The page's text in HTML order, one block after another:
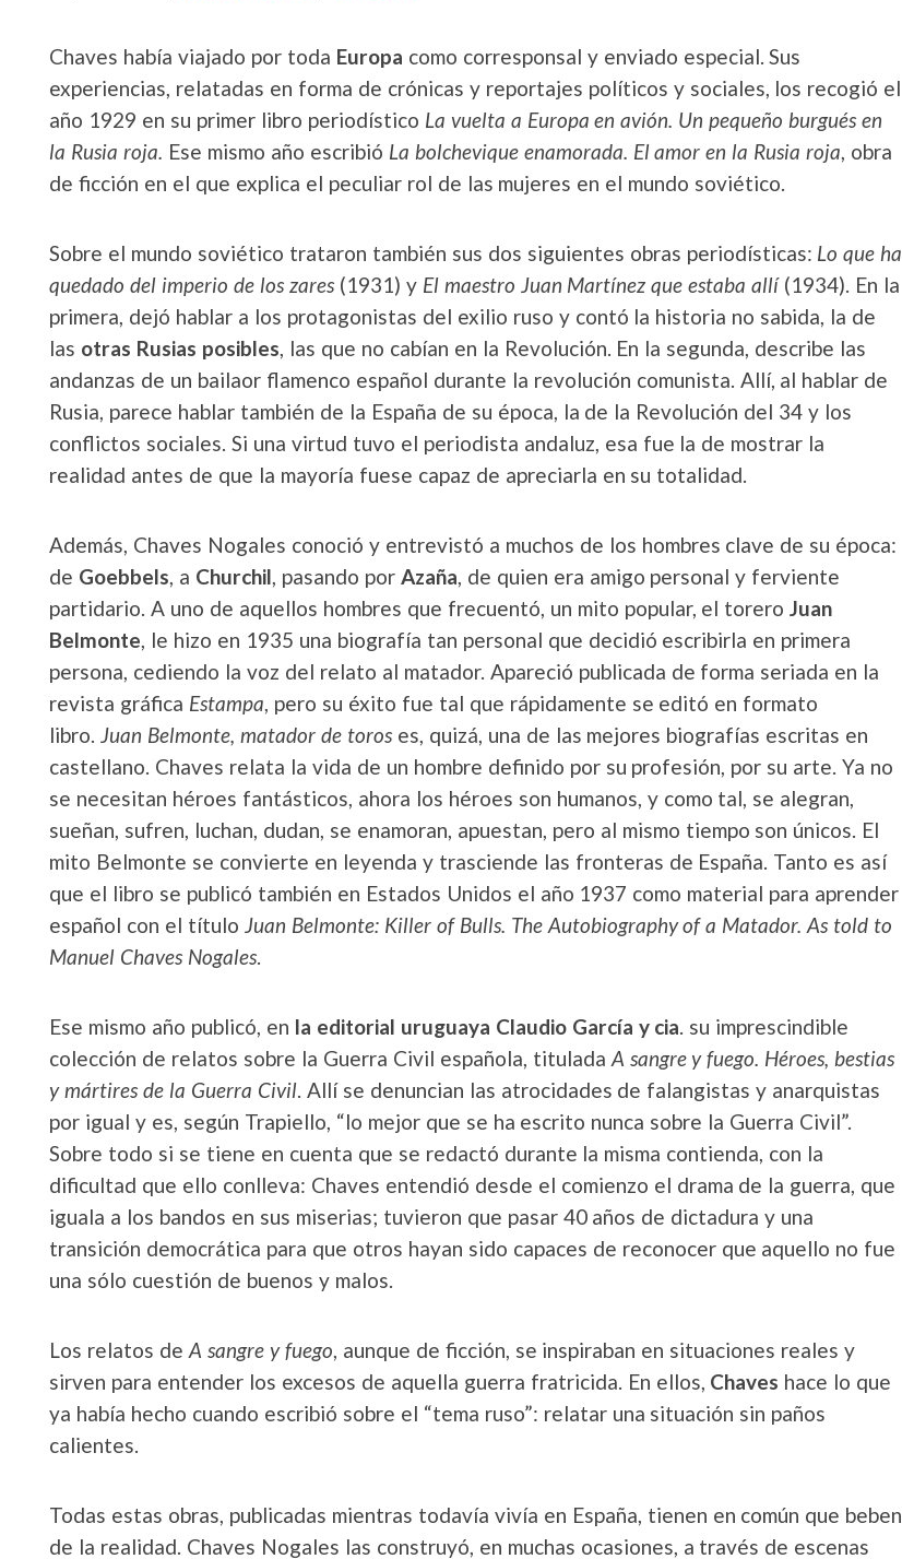
Chaves había viajado por toda Europa como corresponsal y enviado especial. Sus
experiencias, relatadas en forma de crónicas y reportajes políticos y sociales, los recogió el
año 1929 en su primer libro periodístico La vuelta a Europa en avión. Un pequeño burgués en
la Rusia roja. Ese mismo año escribió La bolchevique enamorada. El amor en la Rusia roja, obra
de ficción en el que explica el peculiar rol de las mujeres en el mundo soviético.
Sobre el mundo soviético trataron también sus dos siguientes obras periodísticas: Lo que ha
quedado del imperio de los zares (1931) y El maestro Juan Martínez que estaba allí(1934). En la
primera, dejó hablar a los protagonistas del exilio ruso y contó la historia no sabida, la de
las otras Rusias posibles, las que no cabían en la Revolución. En la segunda, describe las
andanzas de un bailaor flamenco español durante la revolución comunista. Allí, al hablar de
Rusia, parece hablar también de la España de su época, la de la Revolución del 34 y los
conflictos sociales. Si una virtud tuvo el periodista andaluz, esa fue la de mostrar la
realidad antes de que la mayoría fuese capaz de apreciarla en su totalidad.
Además, Chaves Nogales conoció y entrevistó a muchos de los hombres clave de su época:
de Goebbels, a Churchil, pasando por Azaña, de quien era amigo personal y ferviente
partidario. A uno de aquellos hombres que frecuentó, un mito popular, el toreroJuan
Belmonte, le hizo en 1935 una biografía tan personal que decidió escribirla en primera
persona, cediendo la voz del relato al matador. Apareció publicada de forma seriada en la
revista gráfica Estampa, pero su éxito fue tal que rápidamente se editó en formato
libro. Juan Belmonte, matador de toroses, quizá, una de las mejores biografías escritas en
castellano. Chaves relata la vida de un hombre definido por su profesión, por su arte. Ya no
se necesitan héroes fantásticos, ahora los héroes son humanos, y como tal, se alegran,
sueñan, sufren, luchan, dudan, se enamoran, apuestan, pero al mismo tiempo son únicos. El
mito Belmonte se convierte en leyenda y trasciende las fronteras de España. Tanto es así
que el libro se publicó también en Estados Unidos el año 1937 como material para aprender
español con el título Juan Belmonte: Killer of Bulls. The Autobiography of a Matador. As told to
Manuel Chaves Nogales.
Ese mismo año publicó, en la editorial uruguaya Claudio García y cia. su imprescindible
colección de relatos sobre la Guerra Civil española, titulada A sangre y fuego. Héroes, bestias
y mártires de la Guerra Civil. Allí se denuncian las atrocidades de falangistas y anarquistas
por igual y es, según Trapiello, “lo mejor que se ha escrito nunca sobre la Guerra Civil”.
Sobre todo si se tiene en cuenta que se redactó durante la misma contienda, con la
dificultad que ello conlleva: Chaves entendió desde el comienzo el drama de la guerra, que
iguala a los bandos en sus miserias; tuvieron que pasar 40 años de dictadura y una
transición democrática para que otros hayan sido capaces de reconocer que aquello no fue
una sólo cuestión de buenos y malos.
Los relatos de A sangre y fuego, aunque de ficción, se inspiraban en situaciones reales y
sirven para entender los excesos de aquella guerra fratricida. En ellos, Chaves hace lo que
ya había hecho cuando escribió sobre el “tema ruso”: relatar una situación sin paños
calientes.
Todas estas obras, publicadas mientras todavía vivía en España, tienen en común que beben
de la realidad. Chaves Nogales las construyó, en muchas ocasiones, a través de escenas